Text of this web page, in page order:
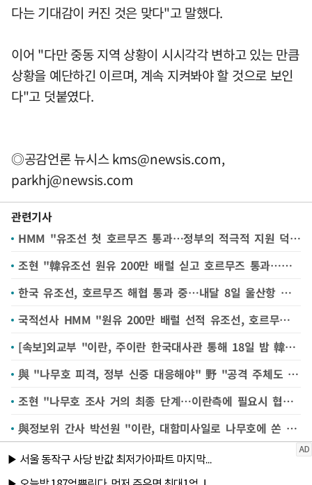
다는 기대감이 커진 것은 맞다"고 말했다.
이어 "다만 중동 지역 상황이 시시각각 변하고 있는 만큼
상황을 예단하긴 이르며, 계속 지켜봐야 할 것으로 보인
다"고 덧붙였다.
◎공감언론 뉴시스kms@newsis.com,
parkhj@newsis.com
관련기사
HMM "유조선 첫 호르무즈 통과…정부의 적극적 지원 덕분"
조현 "韓유조선 원유 200만 배럴 싣고 호르무즈 통과…이란과 협의 마쳐"
한국 유조선, 호르무즈 해협 통과 중…내달 8일 울산항 도착
국적선사 HMM "원유 200만 배럴 선적 유조선, 호르무즈 통과 중…3주뒤 韓도착"
[속보]외교부 "이란, 주이란 한국대사관 통해 18일 밤 韓선박 1척 호르무즈 해협 통항 가능 통보"
與 "나무호 피격, 정부 신중 대응해야" 野 "공격 주체도 못 밝혀"
조현 "나무호 조사 거의 최종 단계…이란측에 필요시 협조해달라 요구"(종합)
與정보위 간사 박선원 "이란, 대함미사일로 나무호에 쏜 것 같다"